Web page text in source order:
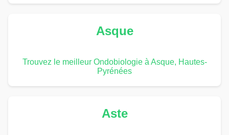
Asque
Trouvez le meilleur Ondobiologie à Asque, Hautes-
Pyrénées
Aste